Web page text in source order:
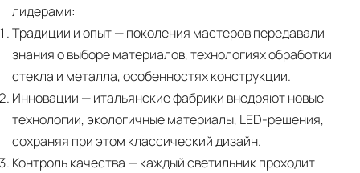
лидерами:
Традиции и опыт— поколения мастеров передавали
знания о выборе материалов, технологиях обработки
стекла и металла, особенностях конструкции.
Инновации — итальянские фабрики внедряют новые
технологии, экологичные материалы, LED-решения,
сохраняя при этом классический дизайн.
Контроль качества — каждый светильник проходит